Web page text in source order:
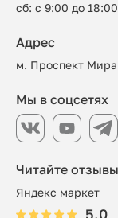
сб: с 9:00 до
Читайте отзывы
Яндекс маркет
5.0
Адрес
м. Проспект
Мы в соцсетях